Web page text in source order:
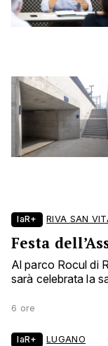
laR+ RIVA SAN
Festa
Al parco Rocul di
sarà celebrata la
6 ore
laR+ LUGANO